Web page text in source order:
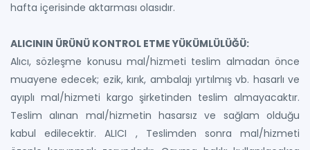
hafta içerisinde aktarması olasıdır.
ALICININ ÜRÜNÜ KONTROL ETME YÜKÜMLÜLÜĞÜ:
Alıcı, sözleşme konusu mal/hizmeti teslim almadan önce
muayene edecek; ezik, kırık, ambalajı yırtılmış vb. hasarlı ve
ayıplı mal/hizmeti kargo şirketinden teslim almayacaktır.
Teslim alınan mal/hizmetin hasarsız ve sağlam olduğu
kabul edilecektir. ALICI , Teslimden sonra mal/hizmeti